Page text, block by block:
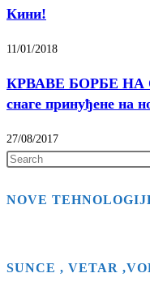
Кини!
11/01/2018
КРВАВЕ БОРБЕ НА
снаге принуђене на
27/08/2017
NOVE
SUNCE , VETAR